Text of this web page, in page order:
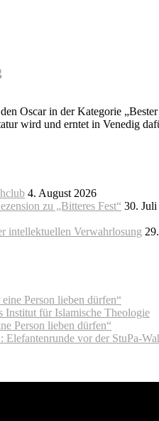
Oscar in der Kategorie
wird und erntet in Venedig
4. August 2026
zu „Bitteres Fest“ 30.
intellektuellen Verwahrlosung
Person lieben dürfen“
Institut für Islamische Theologie
Person lieben dürfen“
vor der StuPa-